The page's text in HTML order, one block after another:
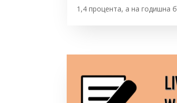
1,4 процента, а на годишна